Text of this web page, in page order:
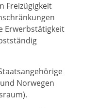
Freizügigkeit
Erwerbstätigkeit
Norwegen